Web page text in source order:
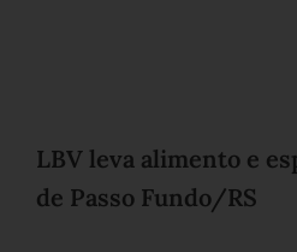
LBV leva alimento e
de Passo Fundo/RS